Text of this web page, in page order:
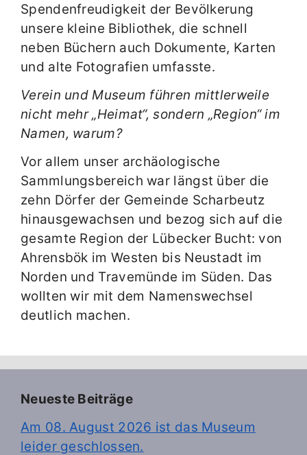
Spendenfreudigkeit der Bevölkerung
unsere kleine Bibliothek, die schnell
neben Büchern auch Dokumente, Karten
und alte Fotografien umfasste.
Verein und Museum führen mittlerweile
nicht mehr „Heimat“, sondern „Region“ im
Namen, warum?
Vor allem unser archäologische
Sammlungsbereich war längst über die
zehn Dörfer der Gemeinde Scharbeutz
hinausgewachsen und bezog sich auf die
gesamte Region der Lübecker Bucht: von
Ahrensbök im Westen bis Neustadt im
Norden und Travemünde im Süden. Das
wollten wir mit dem Namenswechsel
deutlich machen.
Neueste Beiträge
Am 08. August 2026 ist das Museum
leider geschlossen.